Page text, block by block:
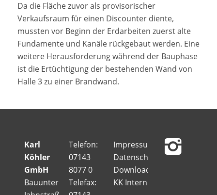
Da die Fläche zuvor als provisorischer
Verkaufsraum für einen Discounter diente,
mussten vor Beginn der Erdarbeiten zuerst alte
Fundamente und Kanäle rückgebaut werden. Eine
weitere Herausforderung während der Bauphase
ist die Ertüchtigung der bestehenden Wand von
Halle 3 zu einer Brandwand.
Karl
Köhler
GmbH
Bauunternehmung
Telefon:
07143
8077 0
Telefax:
Impressum
Datenschutz
Downloads
KK Intern